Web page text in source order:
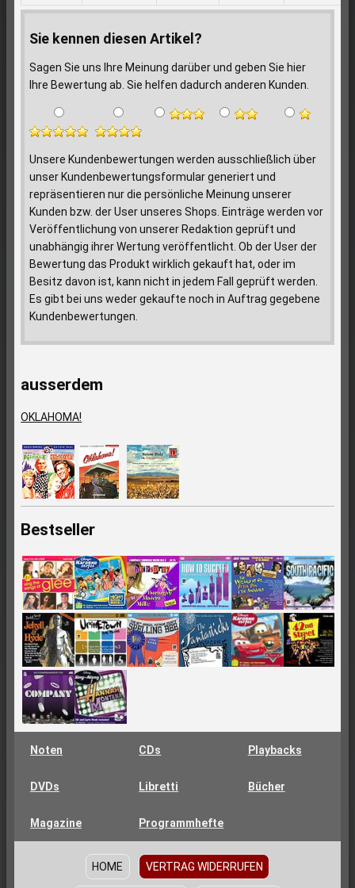
Sie kennen diesen Artikel?
Sagen Sie uns Ihre Meinung darüber und geben Sie hier
Ihre Bewertung ab. Sie helfen dadurch anderen Kunden.
Unsere Kundenbewertungen werden ausschließlich über
unser Kundenbewertungsformular generiert und
repräsentieren nur die persönliche Meinung unserer
Kunden bzw. der User unseres Shops. Einträge werden vor
Veröffentlichung von unserer Redaktion geprüft und
unabhängig ihrer Wertung veröffentlicht. Ob der User der
Bewertung das Produkt wirklich gekauft hat, oder im
Besitz davon ist, kann nicht in jedem Fall geprüft werden.
Es gibt bei uns weder gekaufte noch in Auftrag gegebene
Kundenbewertungen.
ausserdem
OKLAHOMA!
Bestseller
Noten CDs Playbacks
DVDs Libretti Bücher
Magazine Programmhefte
HOME VERTRAG WIDERRUFEN